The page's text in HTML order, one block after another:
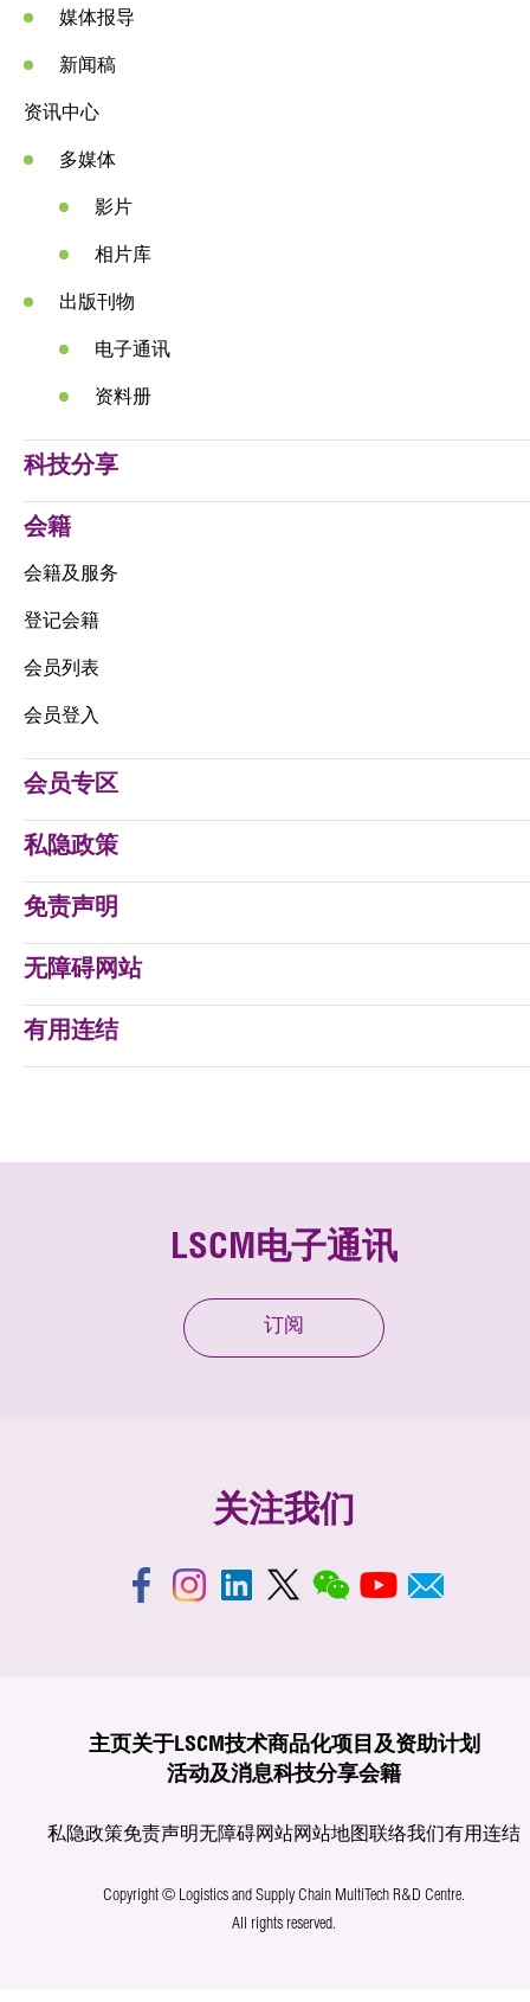
媒体报导
新闻稿
资讯中心
多媒体
影片
相片库
出版刊物
电子通讯
资料册
科技分享
会籍
会籍及服务
登记会籍
会员列表
会员登入
会员专区
私隐政策
免责声明
无障碍网站
有用连结
LSCM电子通讯
订阅
关注我们
主页关于LSCM技术商品化项目及资助计划
活动及消息科技分享会籍
私隐政策免责声明无障碍网站网站地图联络我们有用连结
Copyright © Logistics and Supply Chain MultiTech R&D Centre.
All rights reserved.